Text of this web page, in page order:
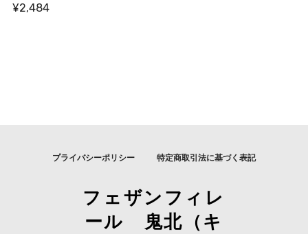
¥2,484
プライバシーポリシー 特定商取引法に基づく表記
フェザンフィレ
ール 鬼北（キ